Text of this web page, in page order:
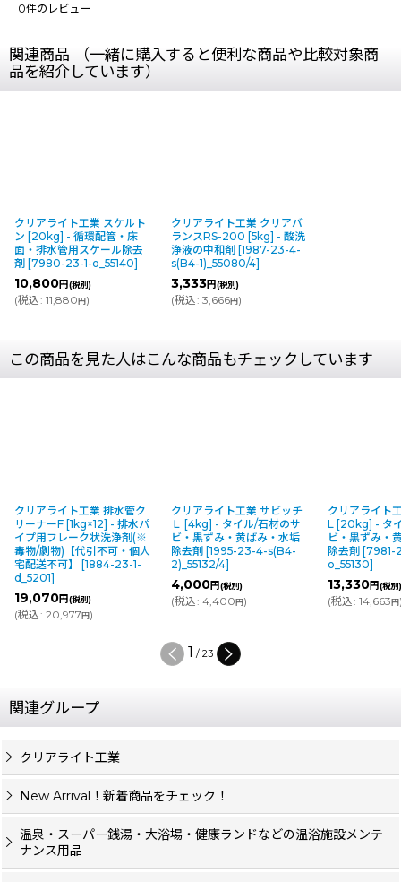
0件のレビュー
関連商品 （一緒に購入すると便利な商品や比較対象商
品を紹介しています）
クリアライト工業 スケルト
ン [20kg] - 循環配管・床
面・排水管用スケール除去
剤 [7980-23-1-o_55140]
10,800円(税別)
(税込: 11,880円)
クリアライト工業 クリアバ
ランスRS-200 [5kg] - 酸洗
浄液の中和剤 [1987-23-4-
s(B4-1)_55080/4]
3,333円(税別)
(税込: 3,666円)
この商品を見た人はこんな商品もチェックしています
クリアライト工業 排水管ク
リーナーF [1kg×12] - 排水パ
イプ用フレーク状洗浄剤(※
毒物/劇物)【代引不可・個人
宅配送不可】
[1884-23-1-
d_5201]
19,070円(税別)
(税込: 20,977円)
クリアライト工業 サビッチ
Ｌ [4kg] - タイル/石材のサ
ビ・黒ずみ・黄ばみ・水垢
除去剤 [1995-23-4-s(B4-
2)_55132/4]
4,000円(税別)
(税込: 4,400円)
クリアライト
L [20kg] - タ
ビ・黒ずみ・
除去剤 [7981-
o_55130]
13,330円(税別
(税込: 14,663円
1 / 23
関連グループ
クリアライト工業
New Arrival！新着商品をチェック！
温泉・スーパー銭湯・大浴場・健康ランドなどの温浴施設メンテ
ナンス用品